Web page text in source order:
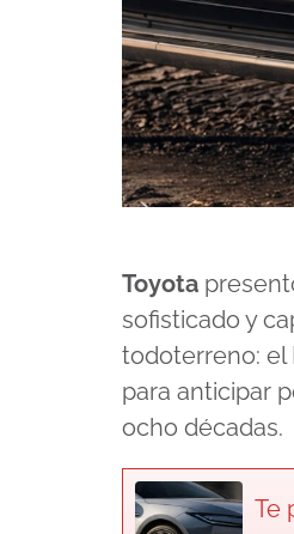
Toyota
sofisticado y
todoterreno: el
para anticipar
ocho décadas.
Te